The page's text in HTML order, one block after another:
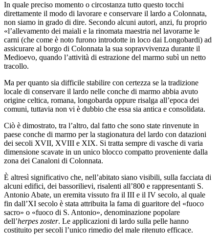
In quale preciso momento o circostanza tutto questo tocchi
direttamente il modo di lavorare e conservare il lardo a Colonnata,
non siamo in grado di dire. Secondo alcuni autori, anzi, fu proprio
«l’allevamento dei maiali e la rinomata maestria nel lavorarne le
carni (che come è noto furono introdotte in loco dai Longobardi) ad
assicurare al borgo di Colonnata la sua sopravvivenza durante il
Medioevo, quando l’attività di estrazione del marmo subì un netto
tracollo.
Ma per quanto sia difficile stabilire con certezza se la tradizione
locale di conservare il lardo nelle conche di marmo abbia avuto
origine celtica, romana, longobarda oppure risalga all’epoca dei
comuni, tuttavia non vi è dubbio che essa sia antica e consolidata.
Ciò è dimostrato, tra l’altro, dal fatto che sono state rinvenute in
paese conche di marmo per la stagionatura del lardo con datazioni
dei secoli XVII, XVIII e XIX. Si tratta sempre di vasche di varia
dimensione scavate in un unico blocco compatto proveniente dalla
zona dei Canaloni di Colonnata.
È altresì significativo che, nell’abitato siano visibili, sulla facciata di
alcuni edifici, dei bassorilievi, risalenti all’800 e rappresentanti S.
Antonio Abate, un eremita vissuto fra il III e il IV secolo, al quale
fin dall’XI secolo è stata attribuita la fama di guaritore del «fuoco
sacro» o «fuoco di S. Antonio», denominazione popolare
dell’herpes zoster. Le applicazioni di lardo sulla pelle hanno
costituito per secoli l’unico rimedio del male ritenuto efficace.